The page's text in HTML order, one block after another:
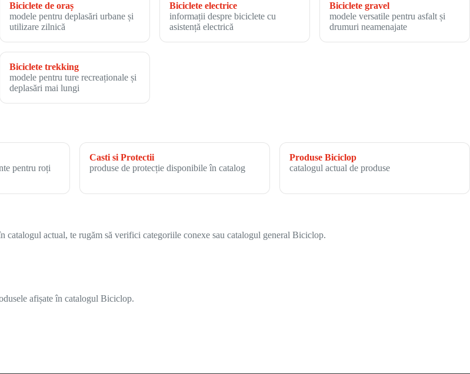
Biciclete de oraș
modele pentru deplasări urbane și
utilizare zilnică
Biciclete electrice
informații despre biciclete cu
asistență electrică
Biciclete gravel
modele versatile pentru asfalt și
drumuri neamenajate
Biciclete trekking
modele pentru ture recreaționale și
deplasări mai lungi
pentru roți
Casti si Protectii
produse de protecție disponibile în catalog
Produse Biciclop
catalogul actual de produse
actual, te rugăm să verifici categoriile conexe sau catalogul general Biciclop.
afișate în catalogul Biciclop.